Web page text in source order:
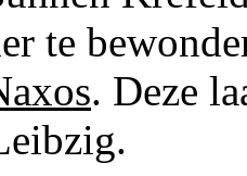
te
. Deze